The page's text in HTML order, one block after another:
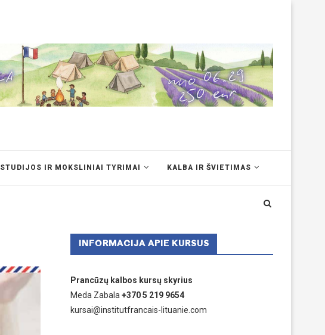
STUDIJOS IR MOKSLINIAI TYRIMAI KALBA IR ŠVIETIMAS
INFORMACIJA APIE KURSUS
Prancūzų kalbos kursų skyrius
Meda Zabala +370 5 219 9654
kursai@institutfrancais-lituanie.com